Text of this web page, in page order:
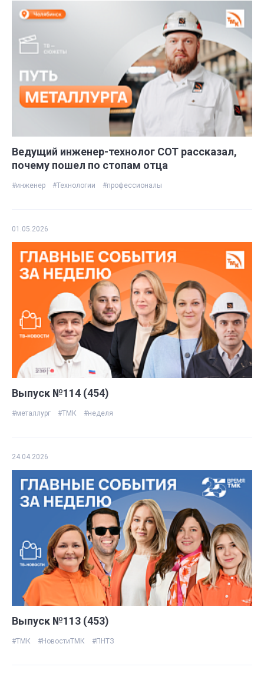
Ведущий инженер-технолог СОТ рассказал,
почему пошел по стопам отца
#инженер #Технологии #профессионалы
01.05.2026
Выпуск №114 (454)
#металлург #ТМК #неделя
24.04.2026
Выпуск №113 (453)
#ТМК #НовостиТМК #ПНТЗ